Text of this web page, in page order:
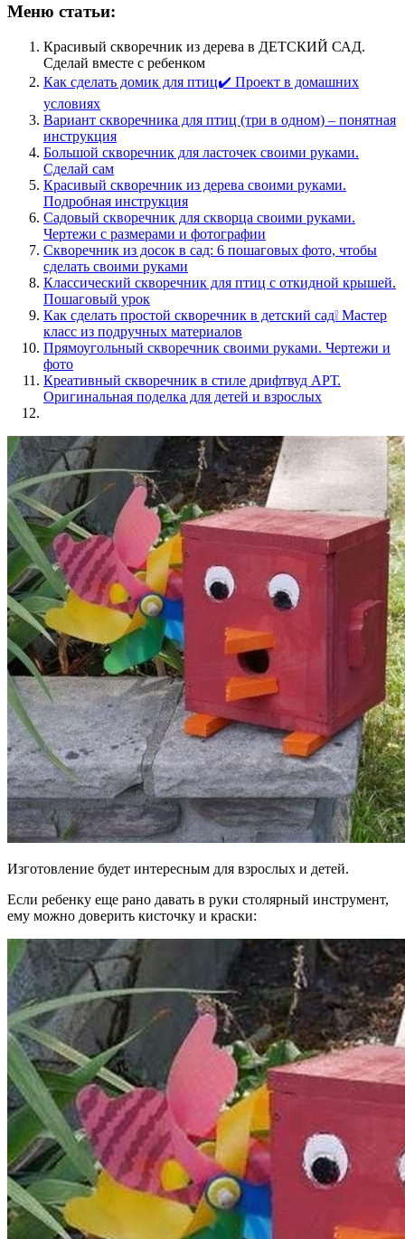
Меню статьи:
Красивый скворечник из дерева в ДЕТСКИЙ САД.
Сделай вместе с ребенком
Как сделать домик для птиц✔️ Проект в домашних
условиях
Вариант скворечника для птиц (три в одном) – понятная
инструкция
Большой скворечник для ласточек своими руками.
Сделай сам
Красивый скворечник из дерева своими руками.
Подробная инструкция
Садовый скворечник для скворца своими руками.
Чертежи с размерами и фотографии
Скворечник из досок в сад: 6 пошаговых фото, чтобы
сделать своими руками
Классический скворечник для птиц с откидной крышей.
Пошаговый урок
Как сделать простой скворечник в детский сад❕ Мастер
класс из подручных материалов
Прямоугольный скворечник своими руками. Чертежи и
фото
Креативный скворечник в стиле дрифтвуд АРТ.
Оригинальная поделка для детей и взрослых
Изготовление будет интересным для взрослых и детей.
Если ребенку еще рано давать в руки столярный инструмент,
ему можно доверить кисточку и краски: